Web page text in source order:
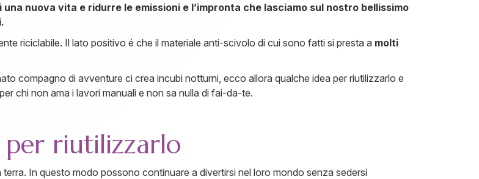
nuova vita e ridurre le emissioni e l’impronta che lasciamo sul nostro bellissimo
riciclabile. Il lato positivo é che il materiale anti-scivolo di cui sono fatti si presta a molti
compagno di avventure ci crea incubi notturni, ecco allora qualche idea per riutilizzarlo e
chi non ama i lavori manuali e non sa nulla di fai-da-te.
per riutilizzarlo
In questo modo possono continuare a divertirsi nel loro mondo senza sedersi